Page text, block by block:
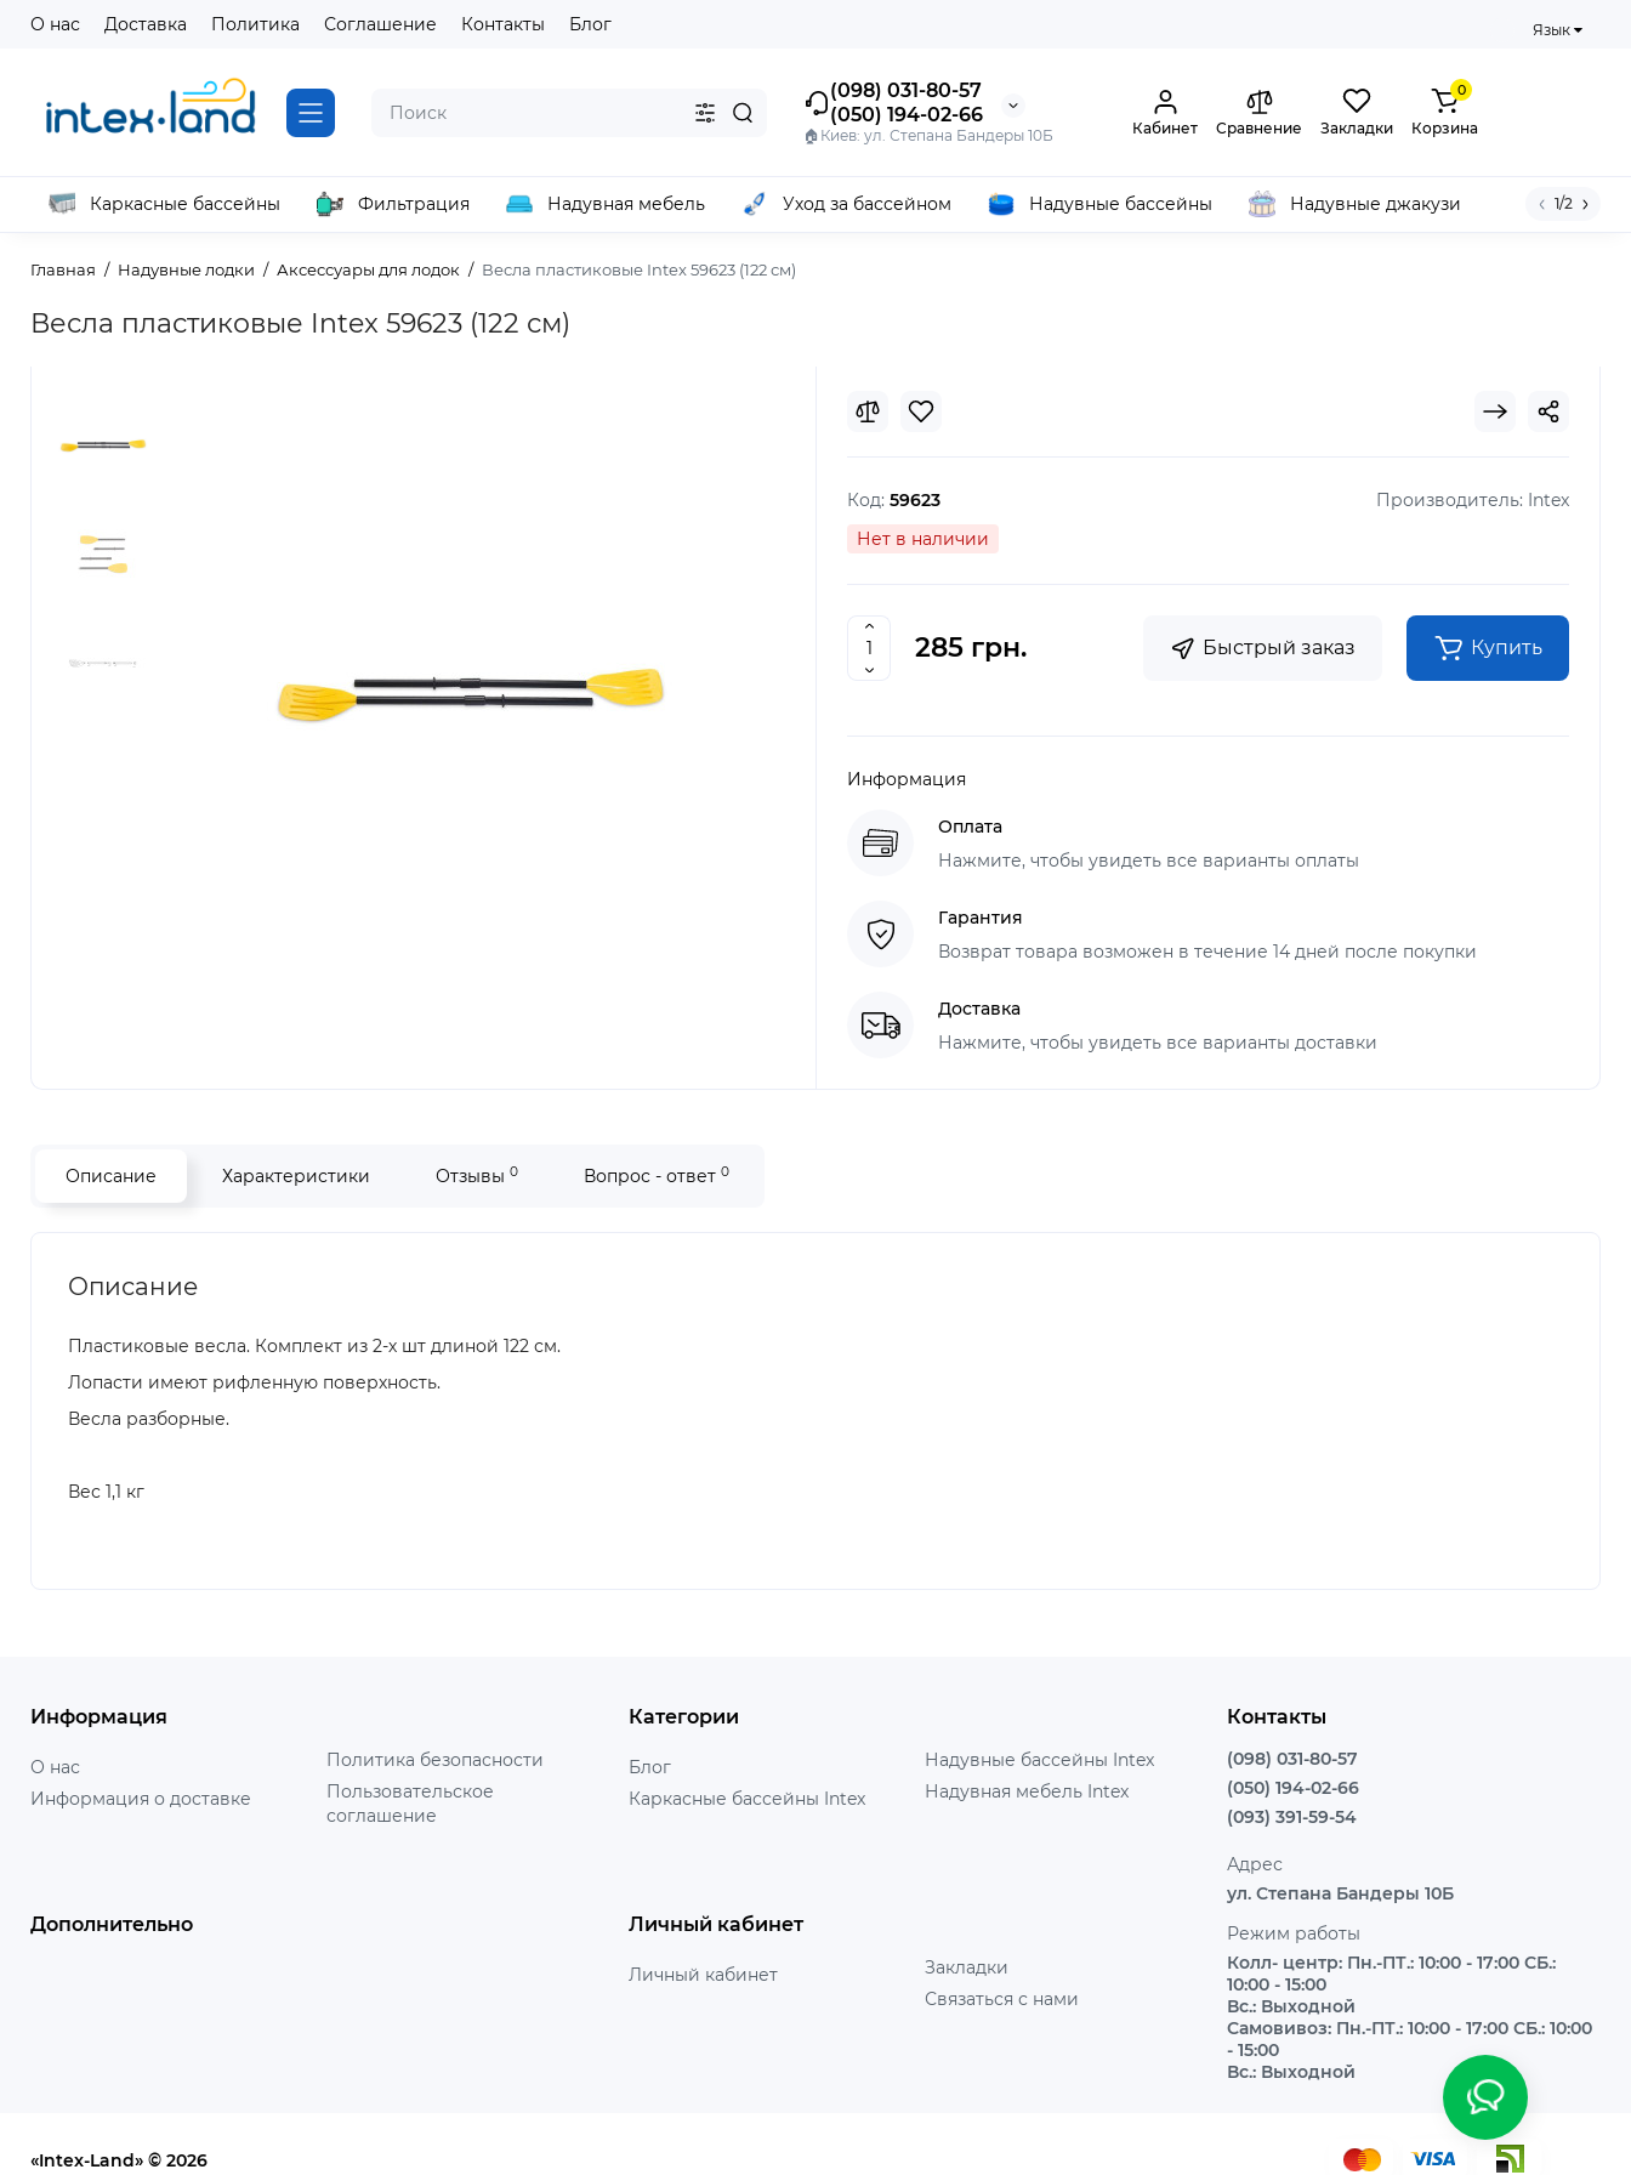
О нас Доставка Политика Соглашение Контакты Блог Язык
(098) 031-80-57
(050) 194-02-66
🏠Киев: ул. Степана Бандеры 10Б Кабинет Сравнение Закладки
0
Корзина
Каркасные бассейны Фильтрация Надувная мебель Уход за бассейном Надувные бассейны Надувные джакузи 1/2
Главная Надувные лодки Аксессуары для лодок Весла пластиковые Intex 59623 (122 см)
Весла пластиковые Intex 59623 (122 см)
Код: 59623 Производитель: Intex
Нет в наличии
285 грн. Быстрый заказ Купить
Информация
Оплата
Нажмите, чтобы увидеть все варианты оплаты
Гарантия
Возврат товара возможен в течение 14 дней после покупки
Доставка
Нажмите, чтобы увидеть все варианты доставки
Описание Характеристики Отзывы 0 Вопрос - ответ 0
Описание
Пластиковые весла. Комплект из 2-х шт длиной 122 см.
Лопасти имеют рифленную поверхность.
Весла разборные.
Вес 1,1 кг
Информация
О нас
Информация о доставке
Политика безопасности
Пользовательское
соглашение
Категории
Блог
Каркасные бассейны Intex
Надувные бассейны Intex
Надувная мебель Intex
Дополнительно Личный кабинет
Личный кабинет
Закладки
Связаться с нами
Контакты
(098) 031-80-57
(050) 194-02-66
(093) 391-59-54
Адрес
ул. Степана Бандеры 10Б
Режим работы
Колл- центр: Пн.-ПТ.: 10:00 - 17:00 СБ.:
10:00 - 15:00
Вс.: Выходной
Самовивоз: Пн.-ПТ.: 10:00 - 17:00 СБ.: 10:00
- 15:00
Вс.: Выходной
«Intex-Land» © 2026